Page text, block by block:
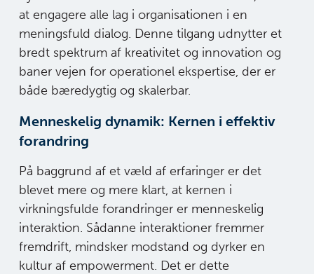
at engagere alle lag i organisationen i en
meningsfuld dialog. Denne tilgang udnytter et
bredt spektrum af kreativitet og innovation og
baner vejen for operationel ekspertise, der er
både bæredygtig og skalerbar.
Menneskelig dynamik: Kernen i effektiv
forandring
På baggrund af et væld af erfaringer er det
blevet mere og mere klart, at kernen i
virkningsfulde forandringer er menneskelig
interaktion. Sådanne interaktioner fremmer
fremdrift, mindsker modstand og dyrker en
kultur af empowerment. Det er dette